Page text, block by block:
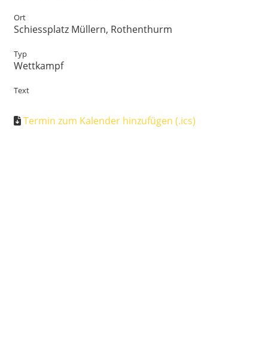
Ort
Schiessplatz Müllern, Rothenthurm
Typ
Wettkampf
Text
Termin zum Kalender hinzufügen (.ics)